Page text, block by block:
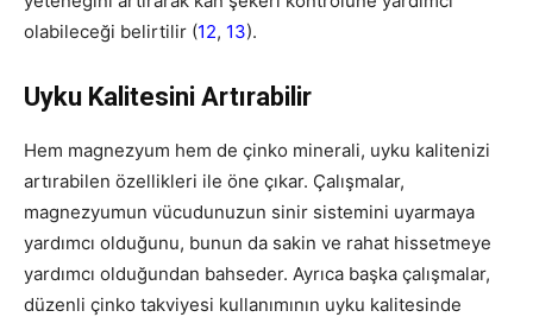
olabileceği belirtilir (12, 13).
Uyku Kalitesini Artırabilir
Hem magnezyum hem de çinko minerali, uyku kalitenizi
artırabilen özellikleri ile öne çıkar. Çalışmalar,
magnezyumun vücudunuzun sinir sistemini uyarmaya
yardımcı olduğunu, bunun da sakin ve rahat hissetmeye
yardımcı olduğundan bahseder. Ayrıca başka çalışmalar,
düzenli çinko takviyesi kullanımının uyku kalitesinde